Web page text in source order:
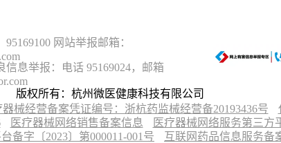
网站举报邮箱：
信息举报：电话 95169024，邮箱
版权所有：杭州微医健康科技有限公司
械经营备案凭证编号：浙杭药监械经营备20193436号
医疗器械网络销售备案信息
医疗器械网络服务第三方
备字〔2023〕第000011-001号
互联网药品信息服务备